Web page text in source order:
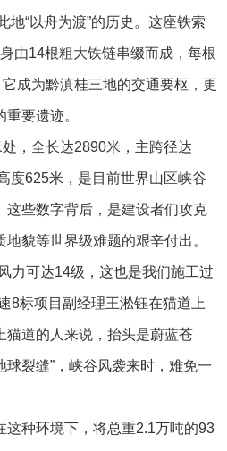
地“以舟为渡”的历史。这座铁索
由14根粗大铁链串缀而成，每根
成为黔滇桂三地的交通要枢，更
要遗迹。
，全长达2890米，主跨径达
度625米，是目前世界山区峡谷
这些数字背后，是建设者们攻克
貌等世界级难题的艰辛付出。
力可达14级，这也是我们施工过
8标项目副经理王淞钰在猫道上
猫道的人来说，抬头是蔚蓝苍
球裂缝”，峡谷风袭来时，难免一
这种环境下，将总重2.1万吨的93